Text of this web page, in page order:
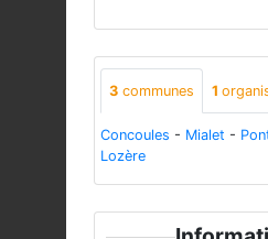
3 communes 1
Concoules - Mialet -
Lozère